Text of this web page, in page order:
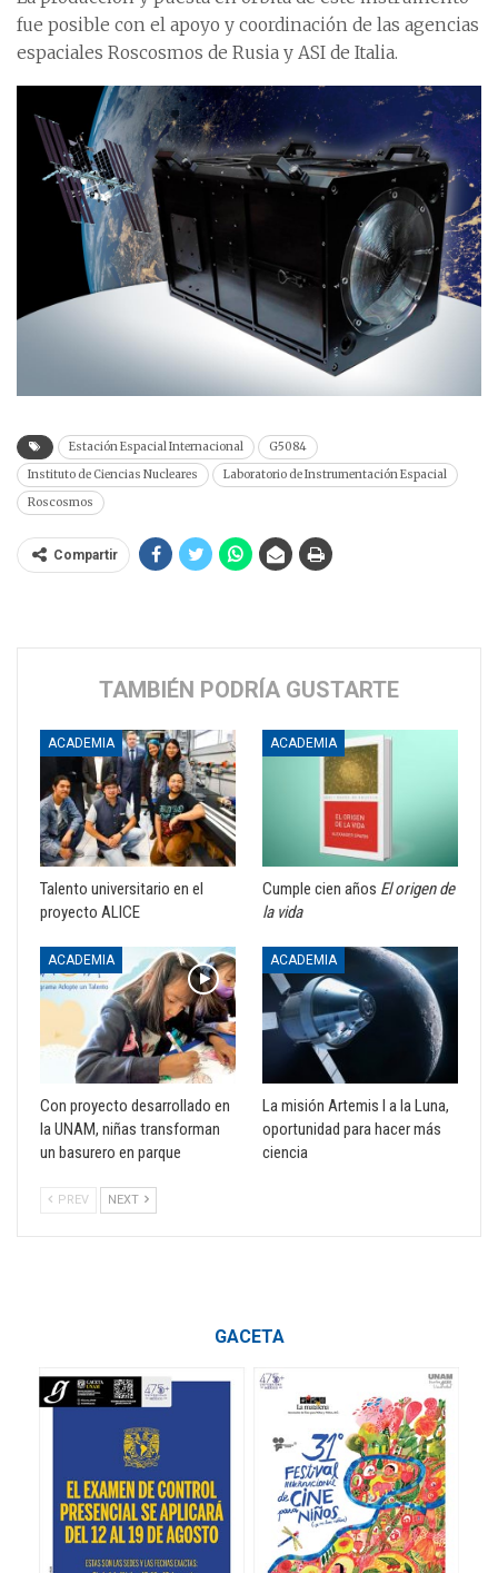
fue posible con el apoyo y coordinación de las agencias
espaciales Roscosmos de Rusia y ASI de Italia.
Estación Espacial Internacional
G5084
Instituto de Ciencias Nucleares
Laboratorio de Instrumentación Espacial
Roscosmos
Compartir
TAMBIÉN PODRÍA GUSTARTE
ACADEMIA
Talento universitario en el
proyecto ALICE
ACADEMIA
Cumple cien años El origen de
la vida
ACADEMIA
Con proyecto desarrollado en
la UNAM, niñas transforman
un basurero en parque
ACADEMIA
La misión Artemis I a la Luna,
oportunidad para hacer más
ciencia
PREV NEXT
GACETA